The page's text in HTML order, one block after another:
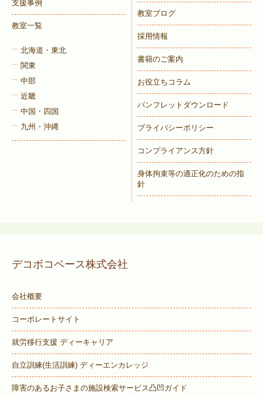
支援事例
教室一覧
北海道・東北
関東
中部
近畿
中国・四国
九州・沖縄
教室ブログ
採用情報
書籍のご案内
お役立ちコラム
パンフレットダウンロード
プライバシーポリシー
コンプライアンス方針
身体拘束等の適正化のための指
針
デコボコベース株式会社
会社概要
コーポレートサイト
就労移行支援 ディーキャリア
自立訓練(生活訓練) ディーエンカレッジ
障害のあるお子さまの施設検索サービス凸凹ガイド